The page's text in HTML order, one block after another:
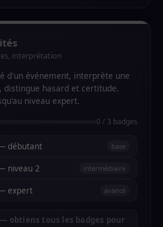
interprétation
d'un événement, interprète une
distingue hasard et certitude.
niveau expert.
0 / 3 badges
débutant base
niveau 2 intermédiaire
expert avancé
obtiens tous les badges pour